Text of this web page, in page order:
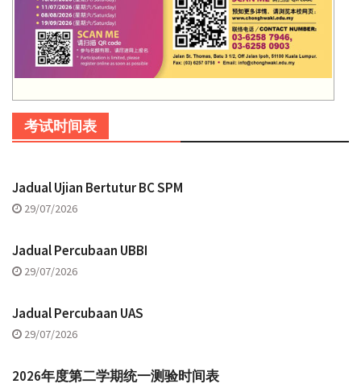
考试时间表
Jadual Ujian Bertutur BC SPM
29/07/2026
Jadual Percubaan UBBI
29/07/2026
Jadual Percubaan UAS
29/07/2026
2026年度第二学期统一测验时间表